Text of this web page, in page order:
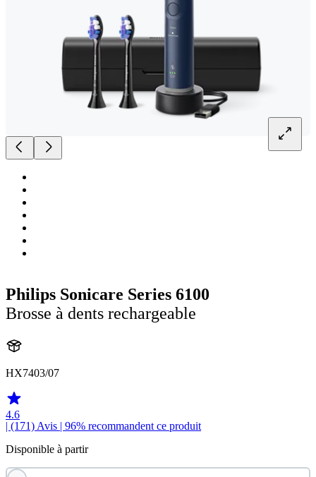
Philips Sonicare Series 6100
Brosse à dents rechargeable
HX7403/07
4.6
| (171) Avis | 96% recommandent ce produit
Disponible à partir